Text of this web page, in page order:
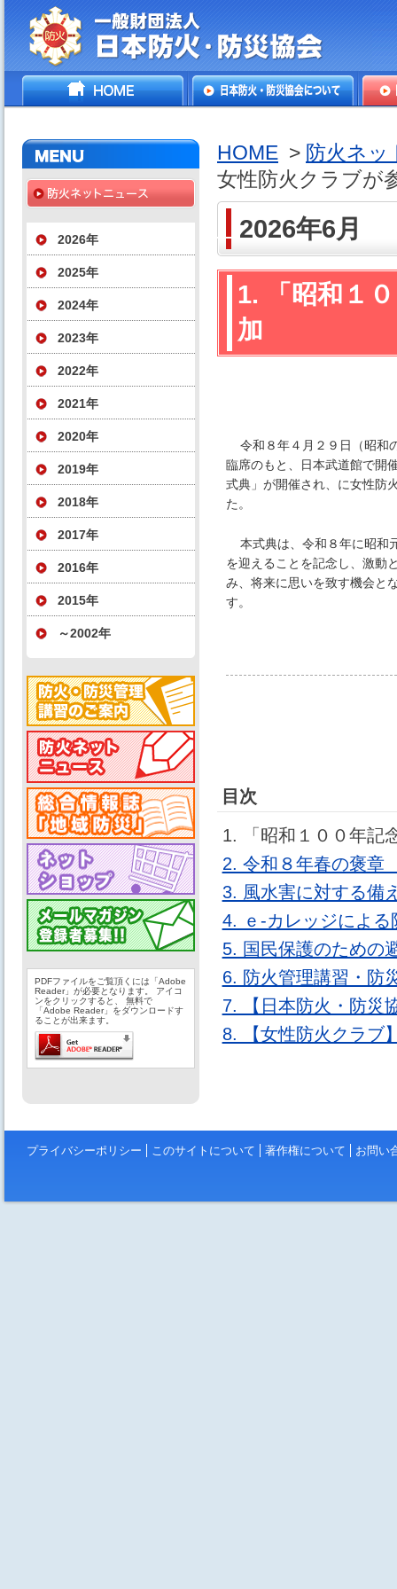
一般財団法人日本防火・防
HOME
2026年
2025年
2024年
2023年
2022年
2021年
2020年
2019年
2018年
2017年
2016年
2015年
～2002年
PDFファイルをご覧頂くには「Adobe
Reader」が必要となります。 アイコ
ンをクリックすると、 無料で
「Adobe Reader」をダウンロードす
ることが出来ます。
HOME > 防火ネッ
女性防火クラブが
2026年6月
1. 「昭和１
加
令和８年４月２９日（昭和
臨席のもと、日本武道館で開
式典」が開催され、に女性防
た。
本式典は、令和８年に昭和
を迎えることを記念し、激動
み、将来に思いを致す機会と
す。
目次
1. 「昭和１００年記
2. 令和８年春の褒
3. 風水害に対する
4. ｅ-カレッジによ
5. 国民保護のための
6. 防火管理講習・防
7. 【日本防火・防災
8. 【女性防火クラブ
プライバシーポリシー このサイトについて 著作権について お問い